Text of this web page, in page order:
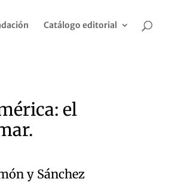
Catálogo editorial
el
y Sánchez